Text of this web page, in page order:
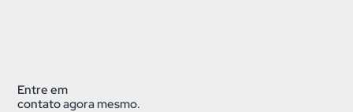
Entre em
contatoagora mesmo.